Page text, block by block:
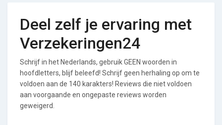
Deel zelf je ervaring met
Verzekeringen24
Schrijf in het Nederlands, gebruik GEEN woorden in
hoofdletters, blijf beleefd! Schrijf geen herhaling op om te
voldoen aan de 140 karakters! Reviews die niet voldoen
aan voorgaande en ongepaste reviews worden
geweigerd.